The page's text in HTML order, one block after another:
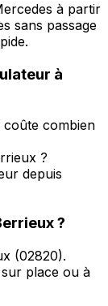
à partir
sans passage
à
combien
?
depuis
?
(02820).
place ou à